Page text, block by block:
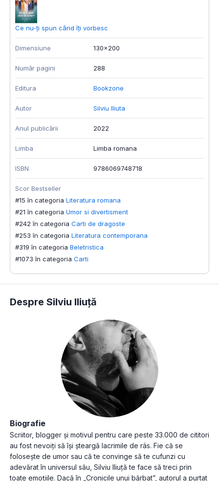
Ce nu-ți spun când îți vorbesc
Dimensiune 130x200
Număr pagini 288
Editura Bookzone
Autor Silviu Iliuta
Anul publicării 2022
Limba Limba romana
ISBN 9786069748718
Scor Bestseller
#15 în categoria Literatura romana
#21 în categoria Umor si divertisment
#242 în categoria Carti de dragoste
#253 în categoria Literatura contemporana
#319 în categoria Beletristica
#1073 în categoria Carti
Despre Silviu Iliuță
Biografie
Scriitor, blogger și motivul pentru care peste 33.000 de cititori
au fost nevoiți să își șteargă lacrimile de râs. Fie că se
folosește de umor sau că te convinge să te cufunzi cu
adevărat în universul său, Silviu Iliuță te face să treci prin
toate emoțiile. Dacă în „Cronicile unui bărbat”, autorul a purtat